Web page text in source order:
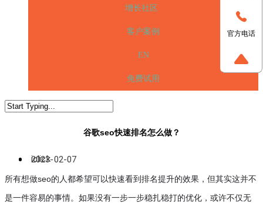
增长社区
客户案例
EN
免费试用
谷歌seo快速排名怎么做？
iclick
2023-02-07
所有想做seo的人都希望可以快速看到排名提升的效果，但其实这并不
是一件容易的事情。如果没有一步一步稳扎稳打的优化，或许不仅无
官方电话